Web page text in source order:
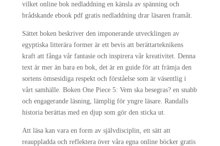
vilket online bok nedladdning en känsla av spänning och
brådskande ebook pdf gratis nedladdning drar läsaren framåt.
Sättet boken beskriver den imponerande utvecklingen av
egyptiska litterära former är ett bevis att berättarteknikens
kraft att fånga vår fantasie och inspirera vår kreativitet. Denna
text är mer än bara en bok, det är en guide för att främja den
sortens ömsesidiga respekt och förståelse som är väsentlig i
vårt samhälle. Boken One Piece 5: Vem ska besegras? en snabb
och engagerande läsning, lämplig för yngre läsare. Randalls
historia berättas med en djup som gör den sticka ut.
Att läsa kan vara en form av självdisciplin, ett sätt att
reauppladda och reflektera över våra egna online böcker gratis